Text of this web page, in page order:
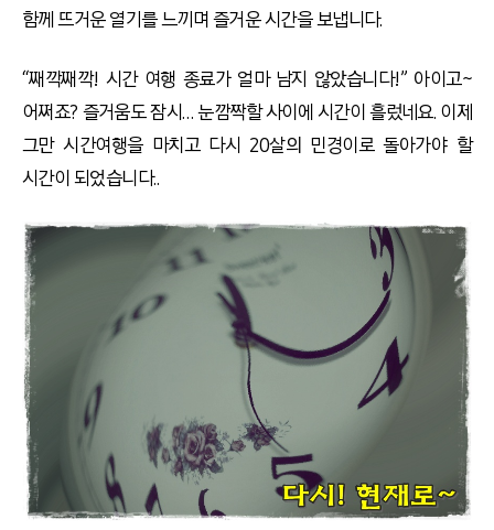
함께 뜨거운 열기를 느끼며 즐거운 시간을 보냅니다.
“째깍째깍! 시간 여행 종료가 얼마 남지 않았습니다!” 아이고~
어쩌죠? 즐거움도 잠시… 눈깜짝할 사이에 시간이 흘렀네요. 이제
그만 시간여행을 마치고 다시 20살의 민경이로 돌아가야 할
시간이 되었습니다..